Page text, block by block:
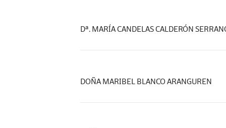
Dª. MARÍA CANDELAS CALDERÓN
DOÑA MARIBEL BLANCO ARANGUREN